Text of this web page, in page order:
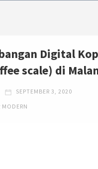
Digital
scale) di
SEPTEMBER 3, 2020